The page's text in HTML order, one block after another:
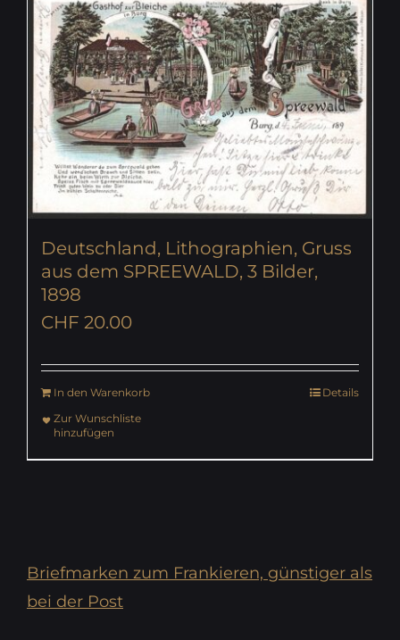
Deutschland, Lithographien, Gruss
aus dem SPREEWALD, 3 Bilder,
1898
CHF 20.00
In den Warenkorb
Details
Zur Wunschliste
hinzufügen
Briefmarken zum Frankieren, günstiger als
bei der Post